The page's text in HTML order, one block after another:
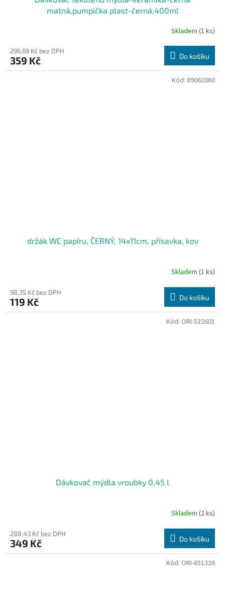
matná,pumpička plast-černá,400ml
Skladem (1 ks)
296,69 Kč bez DPH
359 Kč Do košíku
držák WC papíru, ČERNÝ, 14x11cm, přísavka, kov
Skladem (1 ks)
98,35 Kč bez DPH
119 Kč Do košíku
Kód: 89062060
Dávkovač mýdla vroubky 0,45 l
Skladem (2 ks)
288,43 Kč bez DPH
349 Kč Do košíku
Kód: ORI-532601
Kód: ORI-851326